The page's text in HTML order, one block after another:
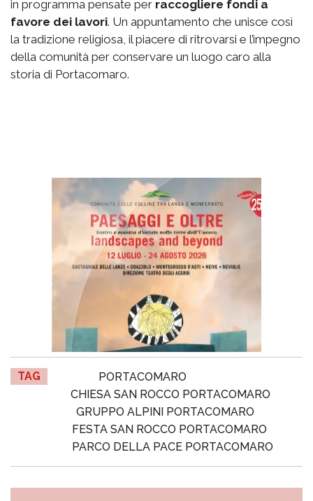
in programma pensate per raccogliere fondi a
favore dei lavori. Un appuntamento che unisce così
la tradizione religiosa, il piacere di ritrovarsi e l’impegno
della comunità per conservare un luogo caro alla
storia di Portacomaro.
TAG
PORTACOMARO
CHIESA SAN ROCCO PORTACOMARO
GRUPPO ALPINI PORTACOMARO
FESTA SAN ROCCO PORTACOMARO
PARCO DELLA PACE PORTACOMARO